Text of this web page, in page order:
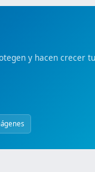
y hacen crecer